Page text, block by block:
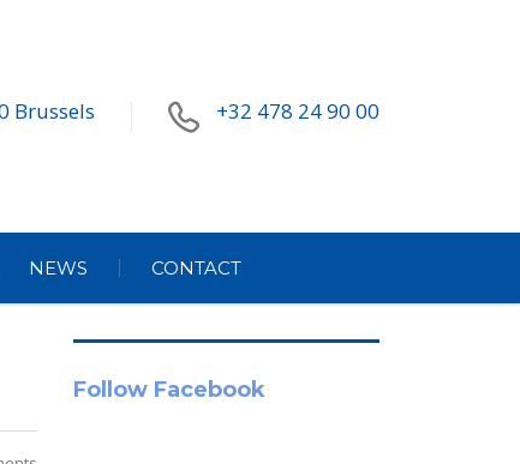
Brussels +32 478 24 90 00
NEWS CONTACT
Follow Facebook